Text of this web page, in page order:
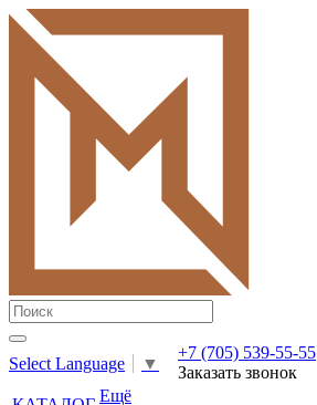
Select Language ▼
+7 (705) 539-55-55
Заказать звонок
Ещё